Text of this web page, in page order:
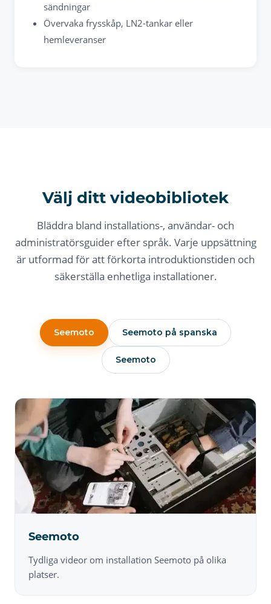
sändningar
Övervaka frysskåp, LN2-tankar eller
hemleveranser
Välj ditt videobibliotek
Bläddra bland installations-, användar- och
administratörsguider efter språk. Varje uppsättning
är utformad för att förkorta introduktionstiden och
säkerställa enhetliga installationer.
Seemoto Seemoto på spanska
Seemoto
Seemoto
Tydliga videor om installation Seemoto på olika
platser.